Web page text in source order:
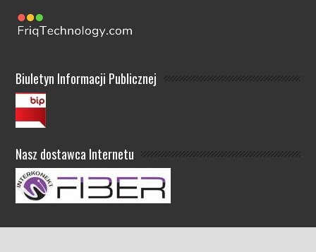
Biuletyn Informacji Publicznej
Nasz dostawca Internetu